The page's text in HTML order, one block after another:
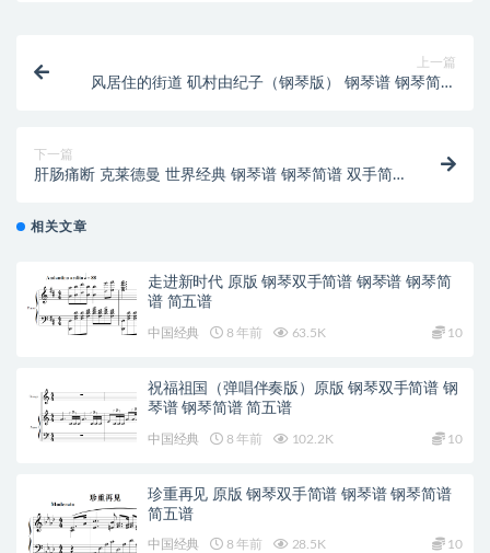
上一篇
风居住的街道 矶村由纪子（钢琴版） 钢琴谱 钢琴简谱
下一篇
肝肠痛断 克莱德曼 世界经典 钢琴谱 钢琴简谱 双手简
相关文章
走进新时代 原版 钢琴双手简谱 钢琴谱 钢琴简
谱 简五谱
中国经典 8 年前 63.5K 10
祝福祖国（弹唱伴奏版）原版 钢琴双手简谱 钢
琴谱 钢琴简谱 简五谱
中国经典 8 年前 102.2K 10
珍重再见 原版 钢琴双手简谱 钢琴谱 钢琴简谱
简五谱
中国经典 8 年前 28.5K 10